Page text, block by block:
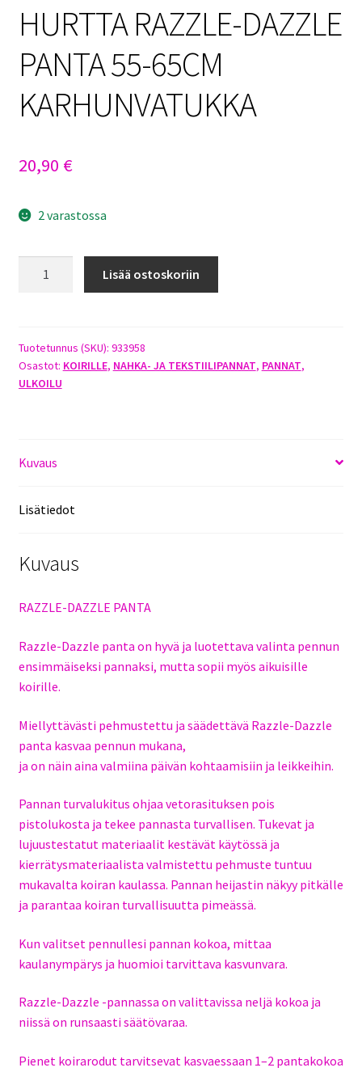
HURTTA RAZZLE-DAZZLE
PANTA 55-65CM
KARHUNVATUKKA
20,90 €
2 varastossa
55-
65CM
KARHUNVATUKKA
Lisää ostoskoriin
Tuotetunnus (SKU): 933958
Osastot: KOIRILLE, NAHKA- JA TEKSTIILIPANNAT, PANNAT,
ULKOILU
Kuvaus
Lisätiedot
Kuvaus
RAZZLE-DAZZLE PANTA
Razzle-Dazzle panta on hyvä ja luotettava valinta pennun
ensimmäiseksi pannaksi, mutta sopii myös aikuisille
koirille.
Miellyttävästi pehmustettu ja säädettävä Razzle-Dazzle
panta kasvaa pennun mukana,
ja on näin aina valmiina päivän kohtaamisiin ja leikkeihin.
Pannan turvalukitus ohjaa vetorasituksen pois
pistolukosta ja tekee pannasta turvallisen. Tukevat ja
lujuustestatut materiaalit kestävät käytössä ja
kierrätysmateriaalista valmistettu pehmuste tuntuu
mukavalta koiran kaulassa. Pannan heijastin näkyy pitkälle
ja parantaa koiran turvallisuutta pimeässä.
Kun valitset pennullesi pannan kokoa, mittaa
kaulanympärys ja huomioi tarvittava kasvunvara.
Razzle-Dazzle -pannassa on valittavissa neljä kokoa ja
niissä on runsaasti säätövaraa.
Pienet koirarodut tarvitsevat kasvaessaan 1–2 pantakokoa